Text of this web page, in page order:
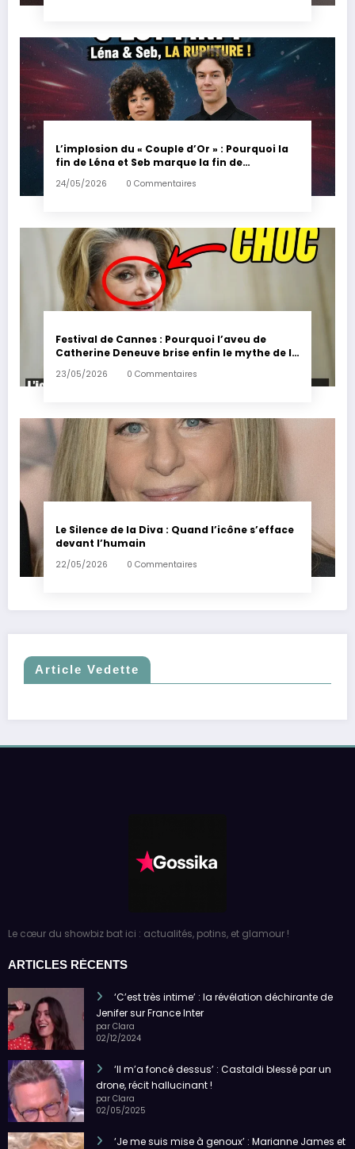
L’implosion du « Couple d’Or » : Pourquoi la
fin de Léna et Seb marque la fin de
l’innocence sur YouTube
24/05/2026 0 Commentaires
Festival de Cannes : Pourquoi l’aveu de
Catherine Deneuve brise enfin le mythe de la
Croisette
23/05/2026 0 Commentaires
Le Silence de la Diva : Quand l’icône s’efface
devant l’humain
22/05/2026 0 Commentaires
Article Vedette
Le cœur du showbiz bat ici : actualités, potins, et glamour !
ARTICLES RÉCENTS
‘C’est très intime’ : la révélation déchirante de
Jenifer sur France Inter
par Clara
02/12/2024
‘Il m’a foncé dessus’ : Castaldi blessé par un
drone, récit hallucinant !
par Clara
02/05/2025
‘Je me suis mise à genoux’ : Marianne James et